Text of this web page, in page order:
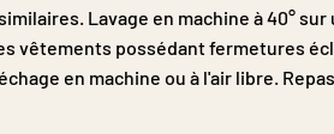
Lavage en machine à 40° sur
vêtements possédant fermetures
en machine ou à l'air libre.